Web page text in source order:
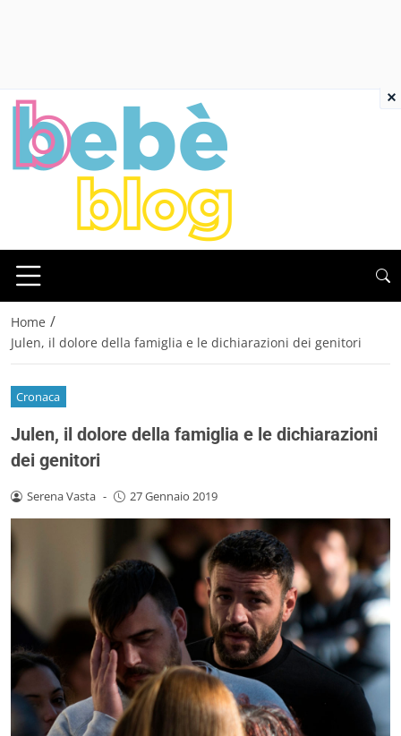
Home /
Julen, il dolore della famiglia e le dichiarazioni dei genitori
Cronaca
Julen, il dolore della famiglia e le dichiarazioni
dei genitori
Serena Vasta - 27 Gennaio 2019
×